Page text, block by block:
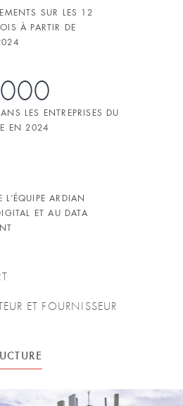
SUR LES 12
À PARTIR DE
LES ENTREPRISES DU
EN 2024
L’ÉQUIPE ARDIAN
ET AU DATA
ET FOURNISSEUR